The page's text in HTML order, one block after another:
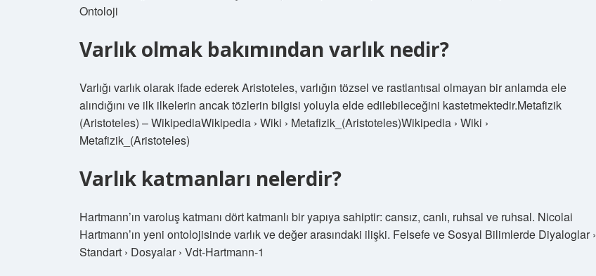
Ontoloji
Varlık olmak bakımından varlık nedir?
Varlığı varlık olarak ifade ederek Aristoteles, varlığın tözsel ve rastlantısal olmayan bir anlamda ele
alındığını ve ilk ilkelerin ancak tözlerin bilgisi yoluyla elde edilebileceğini kastetmektedir.Metafizik
(Aristoteles) ​​– WikipediaWikipedia › Wiki › Metafizik_(Aristoteles)Wikipedia › Wiki ›
Metafizik_(Aristoteles)
Varlık katmanları nelerdir?
Hartmann’ın varoluş katmanı dört katmanlı bir yapıya sahiptir: cansız, canlı, ruhsal ve ruhsal. Nicolai
Hartmann’ın yeni ontolojisinde varlık ve değer arasındaki ilişki. Felsefe ve Sosyal Bilimlerde Diyaloglar ›
Standart › Dosyalar › Vdt-Hartmann-1